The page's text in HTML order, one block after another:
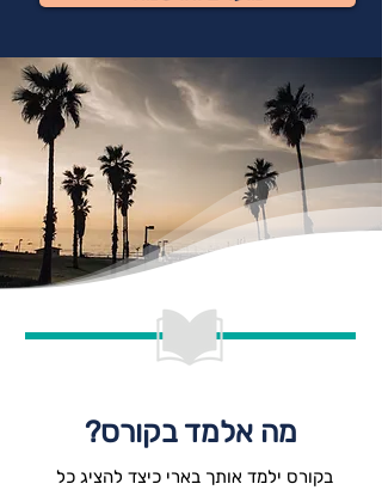
מה אלמד בקורס?
בקורס ילמד אותך בארי כיצד להציג כל